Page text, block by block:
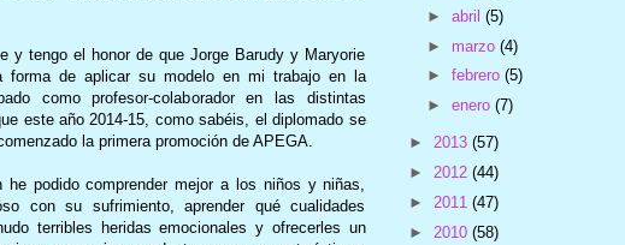
y tengo el honor de que Jorge Barudy y Maryorie
forma de aplicar su modelo en mi trabajo en la
como profesor-colaborador en las distintas
este año 2014-15, como sabéis, el diplomado se
la primera promoción de APEGA.
podido comprender mejor a los niños y niñas,
con su sufrimiento, aprender qué cualidades
terribles heridas emocionales y ofrecerles un
►abril(5)
► marzo(4)
►febrero(5)
►enero(7)
► 2013 (57)
► 2012 (44)
► 2011 (47)
► 2010 (58)